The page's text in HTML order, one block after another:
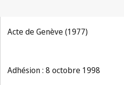
Acte de Genève (1977)
Adhésion : 8 octobre 1998